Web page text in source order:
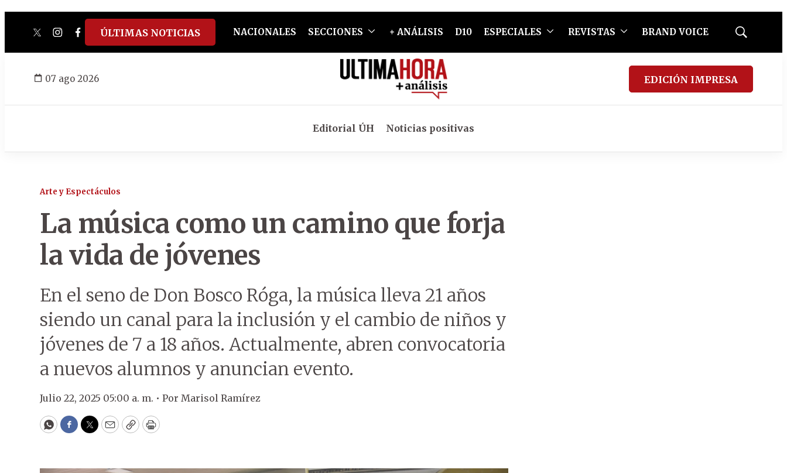
twitterinstagram
facebook
tiktokyoutube
spotify
ÚLTIMAS NOTICIAS NACIONALES SECCIONES + ANÁLISIS D10 ESPECIALES REVISTAS BRAND VOICE
Mostrar
07 ago 2026 EDICIÓN IMPRESA
Editorial ÚH Noticias positivas
Arte y Espectáculos
La música como un camino que forja
la vida de jóvenes
En el seno de Don Bosco Róga, la música lleva 21 años
siendo un canal para la inclusión y el cambio de niños y
jóvenes de 7 a 18 años. Actualmente, abren convocatoria
a nuevos alumnos y anuncian evento.
Julio 22, 2025 05:00 a. m. • Por Marisol Ramírez
WhatsApp
Facebook
Twitter
EmailCopyPrint